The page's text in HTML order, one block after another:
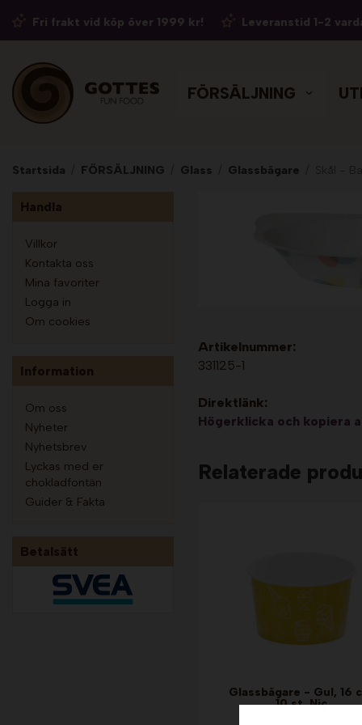
Fri frakt vid köp över 1999 kr! Leveranstid 1-2
FÖRSÄLJNING
Startsida FÖRSÄLJNING Glass Glassbägare
Handla
Villkor
Kontakta oss
Mina favoriter
Logga in
Om cookies
Information
Om oss
Nyheter
Nyhetsbrev
Lyckas med er
chokladfontän
Guider & Fakta
Betalsätt
Artikelnummer:
331125-1
Direktlänk:
Högerklicka och kopiera
Relaterade
Glassbägare - Gul, 16
10 st. Nic